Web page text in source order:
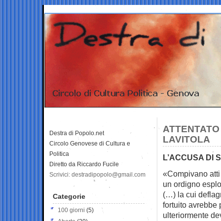
LAVITOLA
L’ACCUSA DI
«Compivano
un ordigno
(…) la cui
fortuito avrebbe
ulteriormente
Destra di Popolo.net
Circolo Genovese di Cultura e
Politica
Diretto da Riccardo Fucile
Scrivici: destradipopolo@gmail.com
Categorie
100 giorni (5)